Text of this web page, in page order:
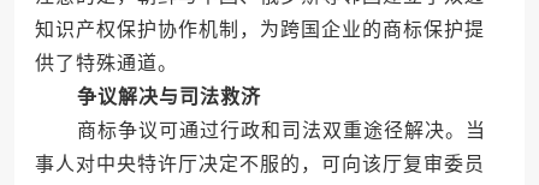
知识产权保护协作机制，为跨国企业的商标保护提
供了特殊通道。
争议解决与司法救济
商标争议可通过行政和司法双重途径解决。当
事人对中央特许厅决定不服的，可向该厅复审委员